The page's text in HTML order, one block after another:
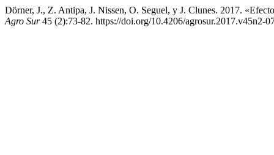
Dörner, J., Z. Antipa, J. Nissen, O. Seguel, y J. Clunes. 2017.
Agro Sur45 (2):73-82. https://doi.org/10.4206/agrosur.2017.v45n2-